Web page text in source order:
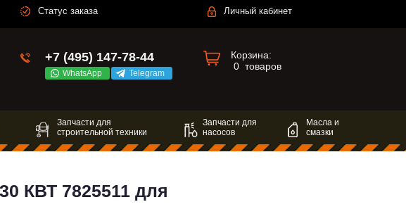
Статус заказа Личный кабинет
+7 (495) 147-78-44
WhatsApp Telegram
Корзина:
0 товаров
Запчасти для
строительной техники
Запчасти для
насосов
Масла и
смазки
КВТ 7825511 для